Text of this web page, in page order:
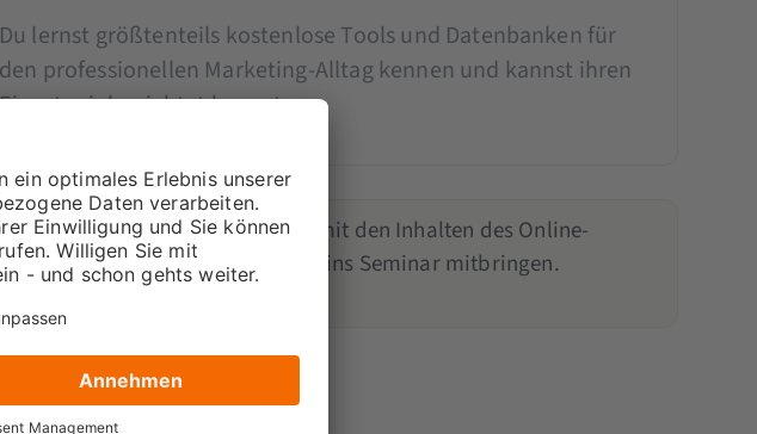
Du lernst größtenteils kostenlose Tools und Datenbanken für
den professionellen Marketing-Alltag kennen und kannst ihren
zielgerichtet bewerten.
Strategie-Planung. Du solltest mit den Inhalten des Online-
du den Zugang dazu bitte ins Seminar mitbringen.